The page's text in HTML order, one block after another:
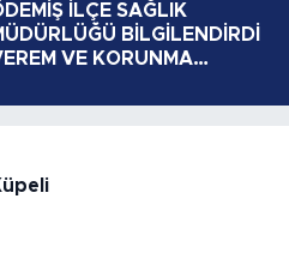
İLÇE SAĞLIK
BİLGİLENDİRDİ
VE KORUNMA